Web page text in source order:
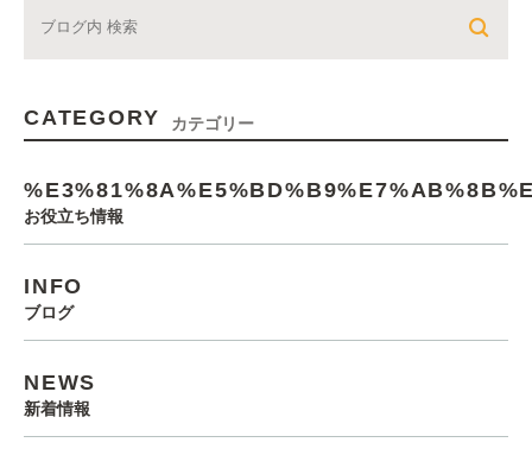
CATEGORY カテゴリー
お役立ち情報
INFO
ブログ
NEWS
新着情報